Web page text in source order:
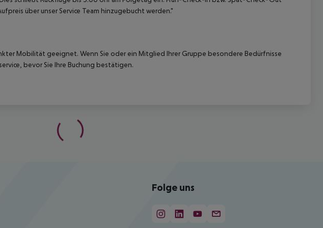
über unser Service Team hinzugebucht werden."
Mobilität geeignet. Wenn Sie oder ein Mitglied Ihrer Gruppe besondere Bedürfnisse
bevor Sie Ihre Buchung bestätigen.
Folge uns